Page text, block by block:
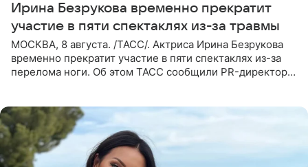
Ирина Безрукова временно прекратит
участие в пяти спектаклях из-за травмы
МОСКВА, 8 августа. /ТАСС/. Актриса Ирина Безрукова
временно прекратит участие в пяти спектаклях из-за
перелома ноги. Об этом ТАСС сообщили PR-директор